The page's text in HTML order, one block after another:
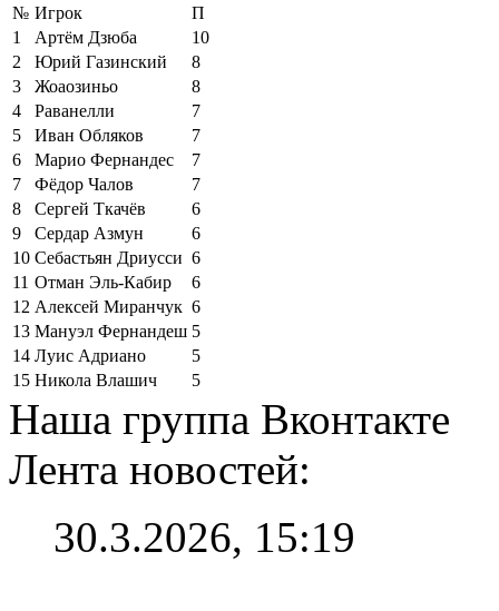
№ Игрок
П
1
Артём Дзюба
10
2
Юрий Газинский
8
3
Жоаозиньо
8
4
Раванелли
7
5
Иван Обляков
7
6
Марио Фернандес
7
7
Фёдор Чалов
7
8
Сергей Ткачёв
6
9
Сердар Азмун
6
10 Себастьян Дриусси 6
11 Отман Эль-Кабир
6
12 Алексей Миранчук 6
13 Мануэл Фернандеш 5
14 Луис Адриано
5
15 Никола Влашич 5
Наша группа Вконтакте
Лента новостей:
30.3.2026, 15:19